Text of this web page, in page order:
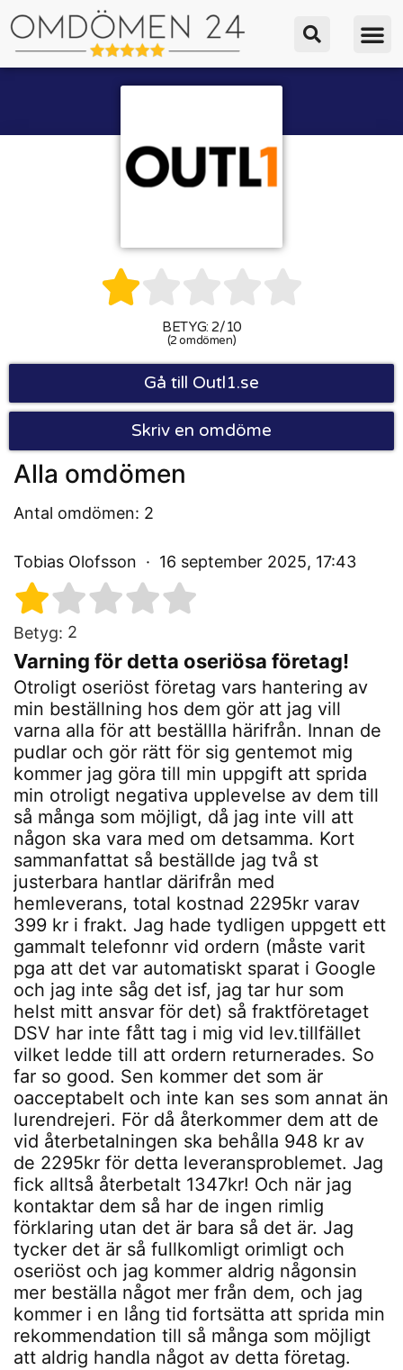

BETYG: 2/10
(2 omdömen)
Gå till Outl1.se
Skriv en omdöme
Alla omdömen
Antal omdömen: 2
Tobias Olofsson 16 september 2025, 17:43
Betyg: 2
Varning för detta oseriösa företag!
Otroligt oseriöst företag vars hantering av
min beställning hos dem gör att jag vill
varna alla för att beställla härifrån. Innan de
pudlar och gör rätt för sig gentemot mig
kommer jag göra till min uppgift att sprida
min otroligt negativa upplevelse av dem till
så många som möjligt, då jag inte vill att
någon ska vara med om detsamma. Kort
sammanfattat så beställde jag två st
justerbara hantlar därifrån med
hemleverans, total kostnad 2295kr varav
399 kr i frakt. Jag hade tydligen uppgett ett
gammalt telefonnr vid ordern (måste varit
pga att det var automatiskt sparat i Google
och jag inte såg det isf, jag tar hur som
helst mitt ansvar för det) så fraktföretaget
DSV har inte fått tag i mig vid lev.tillfället
vilket ledde till att ordern returnerades. So
far so good. Sen kommer det som är
oacceptabelt och inte kan ses som annat än
lurendrejeri. För då återkommer dem att de
vid återbetalningen ska behålla 948 kr av
de 2295kr för detta leveransproblemet. Jag
fick alltså återbetalt 1347kr! Och när jag
kontaktar dem så har de ingen rimlig
förklaring utan det är bara så det är. Jag
tycker det är så fullkomligt orimligt och
oseriöst och jag kommer aldrig någonsin
mer beställa något mer från dem, och jag
kommer i en lång tid fortsätta att sprida min
rekommendation till så många som möjligt
att aldrig handla något av detta företag.